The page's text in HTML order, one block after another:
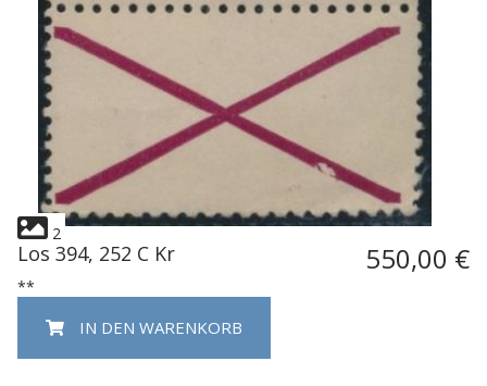
2
Los 394, 252 C Kr 550,00 €
**
IN DEN WARENKORB